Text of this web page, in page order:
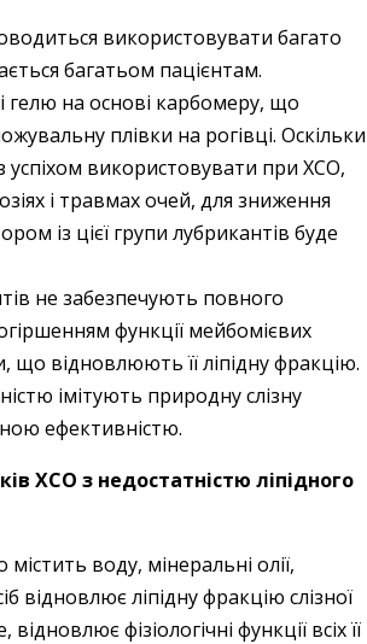
використовувати багато
багатьом пацієнтам.
гелю на основі карбомеру, що
плівки на рогівці. Оскільки
успіхом використовувати при ХСО,
і травмах очей, для зниження
із цієї групи лубрикантів буде
не забезпечують повного
функції мейбомієвих
що відновлюють її ліпідну фракцію.
імітують природну слізну
ефективністю.
ХСО з недостатністю ліпідного
воду, мінеральні олії,
відновлює ліпідну фракцію слізної
фізіологічні функції всіх її